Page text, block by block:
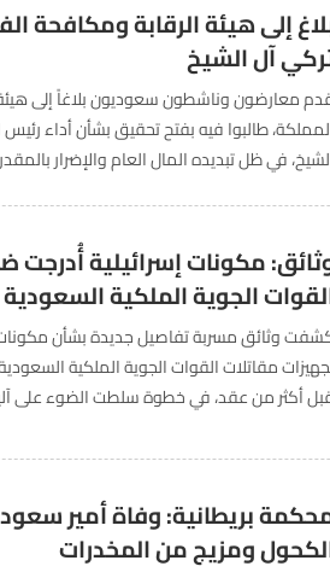
إلى هيئة الرقابة ومكافحة
آل الشيخ
معارضون وناشطون سعوديون بلاغاً إلى
طالبوا فيه بفتح تحقيق بشأن أداء رئيس
في ظل تبديده المال العام والإضرار
مكونات إسرائيلية أُدرجت
الجوية الملكية السعودية
وثائق مسربة تفاصيل جديدة بشأن
مقاتلات القوات الجوية الملكية
أكثر من عقد، في خطوة سلطت الضوء على
بريطانية: وفاة أمير
ومزيج من المخدرات